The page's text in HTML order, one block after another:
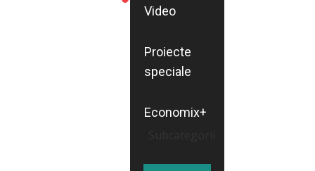
Video
Proiecte
speciale
Economix+